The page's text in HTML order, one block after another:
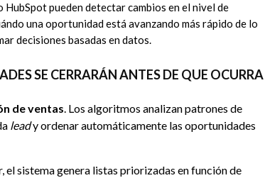
pueden detectar cambios en el nivel de
una oportunidad está avanzando más rápido de lo
decisiones basadas en datos.
SE CERRARÁN ANTES DE QUE OCURRA
de ventas. Los algoritmos analizan patrones de
leady ordenar automáticamente las oportunidades
el sistema genera listas priorizadas en función de